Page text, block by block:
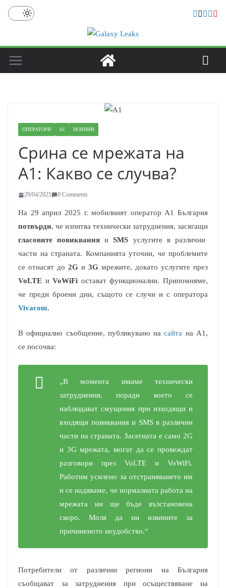
Skip
ОПЕРАТОРИ A1 НОВИНИ
Срина се мрежата на
A1: Какво се случва?
29/04/2025 0 Comments
На 29 април 2025 г. мобилният оператор A1 България
потвърди, че изпитва технически затруднения, засягащи
гласовите повиквания иSMS услугите в различни
части на страната. Компанията уточни, че проблемите
се отнасят до 2G и 3G мрежите, докато услугите през
VoLTE иVoWiFi остават функционални. Припомняме,
че преди броени дни, същото се случи и с оператора
Vivacom.
В официално съобщение, публикувано насайта на A1,
се посочва:
„В момента имаме технически
затруднения, поради което се
наблюдават смущения при изходящи и
входящи повиквания и SMS в различни
части на страната. Засегната е само 2G
и 3G мрежата, могат да се провеждат
разговори през VoLTE и VoWiFi.
Работим усилено за отстраняването им
и се надяваме, че нормалната работа на
мрежата ни ще бъде възстановена
скоро. Моля да ни извините за
причиненото неудобство.“
Потребители от различни региони на България
съобщават за затруднения при осъществяване на